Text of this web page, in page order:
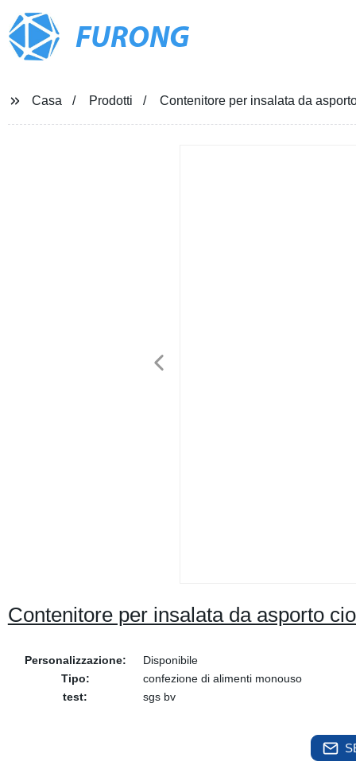
FURONG
Casa Prodotti Contenitore per insalata da
Contenitore per insalata da asporto
Personalizzazione:
Disponibile
Tipo:
confezione di alimenti monouso
test:
sgs bv